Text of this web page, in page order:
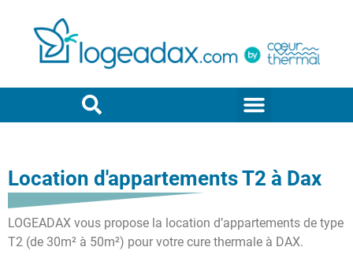
Location d'appartements T2 à Dax
LOGEADAX vous propose la location d’appartements de type
T2 (de 30m² à 50m²) pour votre cure thermale à DAX.